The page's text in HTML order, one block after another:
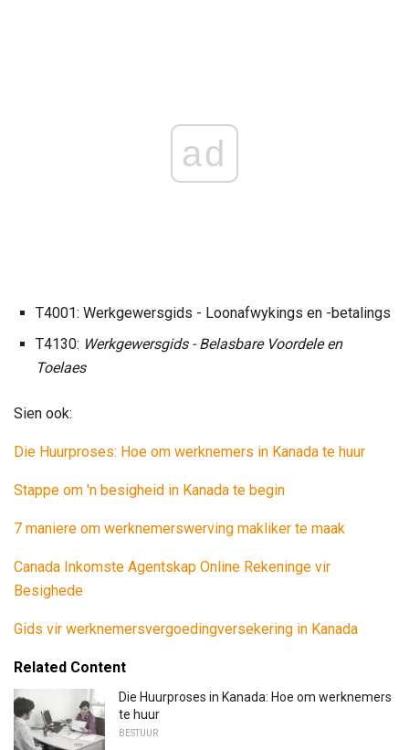
ad
T4001: Werkgewersgids - Loonafwykings en -betalings
T4130: Werkgewersgids - Belasbare Voordele en
Toelaes
Sien ook:
Die Huurproses: Hoe om werknemers in Kanada te huur
Stappe om 'n besigheid in Kanada te begin
7 maniere om werknemerswerving makliker te maak
Canada Inkomste Agentskap Online Rekeninge vir
Besighede
Gids vir werknemersvergoedingversekering in Kanada
Related Content
Die Huurproses in Kanada: Hoe om werknemers
te huur
BESTUUR